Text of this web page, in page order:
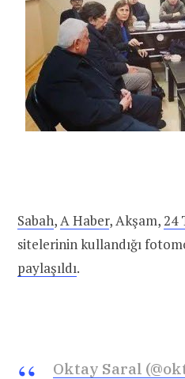
Sabah, A Haber, Akşam, 24
sitelerinin kullandığı
paylaşıldı.
Oktay Saral